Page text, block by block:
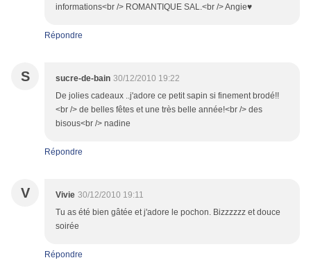
informations<br /> ROMANTIQUE SAL.<br /> Angie♥
Répondre
S sucre-de-bain 30/12/2010 19:22
De jolies cadeaux ..j'adore ce petit sapin si finement brodé!!
<br /> de belles fêtes et une très belle année!<br /> des
bisous<br /> nadine
Répondre
V Vivie 30/12/2010 19:11
Tu as été bien gâtée et j'adore le pochon. Bizzzzzz et douce
soirée
Répondre